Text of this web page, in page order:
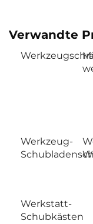
Verwandte
Werkzeug-
Werkstatt-
Schubkästen